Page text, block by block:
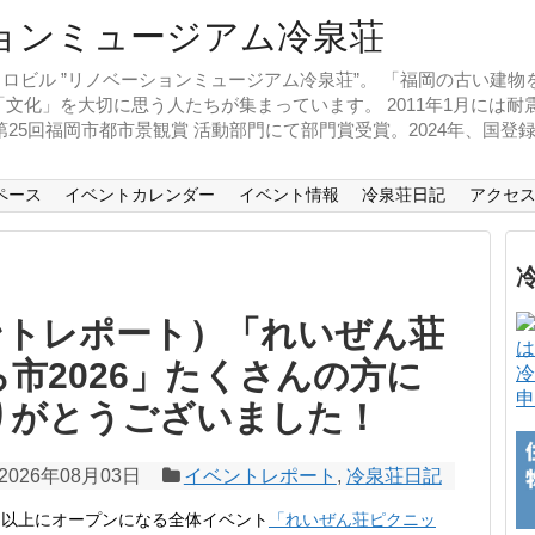
ビル ”リノベーションミュージアム冷泉荘”。 「福岡の古い建
化」を大切に思う人たちが集まっています。 2011年1月には
回福岡市都市景観賞 活動部門にて部門賞受賞。2024年、国登
ース イベントカレンダー イベント情報 冷泉荘日記 アクセス
レポート）「れいぜん荘
2026」たくさんの方に
とうございました！
年08月03日 イベントレポート , 冷泉荘日記
上にオープンになる全体イベント 「れいぜん荘ピクニッ